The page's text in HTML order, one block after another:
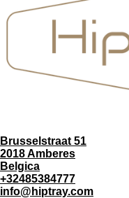
Brusselstraat 51
2018 Amberes
Belgica
+32485384777
info@hiptray.com